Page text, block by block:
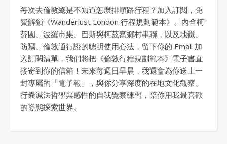
每次去倫敦總是不知道怎麼排順路行程？加入訂閱，免
費解鎖《Wanderlust London 行程規劃範本》。內含柯
芬園、波羅市集、巴斯與柯茲窩鄉村串聯，以及地鐵、
防竊、倫敦通行證的聰明使用心法，留下你的 Email 加
入訂閱清單，我們將把《倫敦行程規劃範本》電子書直
接寄到你的信箱！未來每週日早晨，我還會為你送上一
封專屬的「電子報」，與你分享深度的在地文化觀察、
行囊減法哲學與感性的自我覺察練習，陪你用我最喜歡
的姿態探索世界。